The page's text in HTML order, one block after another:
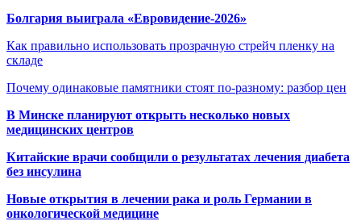
Болгария выиграла «Евровидение-2026»
Как правильно использовать прозрачную стрейч пленку на
складе
Почему одинаковые памятники стоят по-разному: разбор цен
В Минске планируют открыть несколько новых
медицинских центров
Китайские врачи сообщили о результатах лечения диабета
без инсулина
Новые открытия в лечении рака и роль Германии в
онкологической медицине